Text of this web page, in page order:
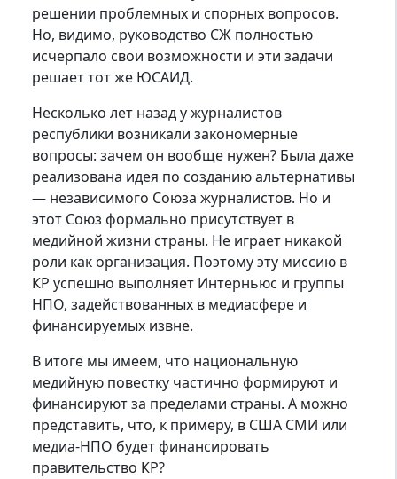
решении проблемных и спорных вопросов.
Но, видимо, руководство СЖ полностью
исчерпало свои возможности и эти задачи
решает тот же ЮСАИД.
Несколько лет назад у журналистов
республики возникали закономерные
вопросы: зачем он вообще нужен? Была даже
реализована идея по созданию альтернативы
— независимого Союза журналистов. Но и
этот Союз формально присутствует в
медийной жизни страны. Не играет никакой
роли как организация. Поэтому эту миссию в
КР успешно выполняет Интерньюс и группы
НПО, задействованных в медиасфере и
финансируемых извне.
В итоге мы имеем, что национальную
медийную повестку частично формируют и
финансируют за пределами страны. А можно
представить, что, к примеру, в США СМИ или
медиа-НПО будет финансировать
правительство КР?